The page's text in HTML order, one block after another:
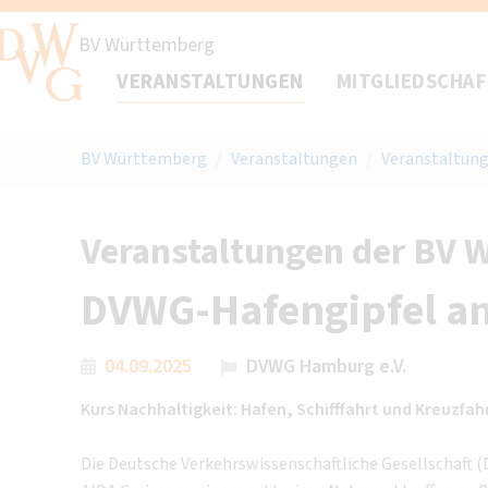
BV Württemberg
VERANSTALTUNGEN
BV Württemberg Veranstaltungen
Veranstaltungen der BV
DVWG-Hafengipfel
04.09.2025 DVWG Hamburg e.V.
Kurs Nachhaltigkeit: Hafen, Schifffahrt und
Die Deutsche Verkehrswissenschaftliche Gesellschaft